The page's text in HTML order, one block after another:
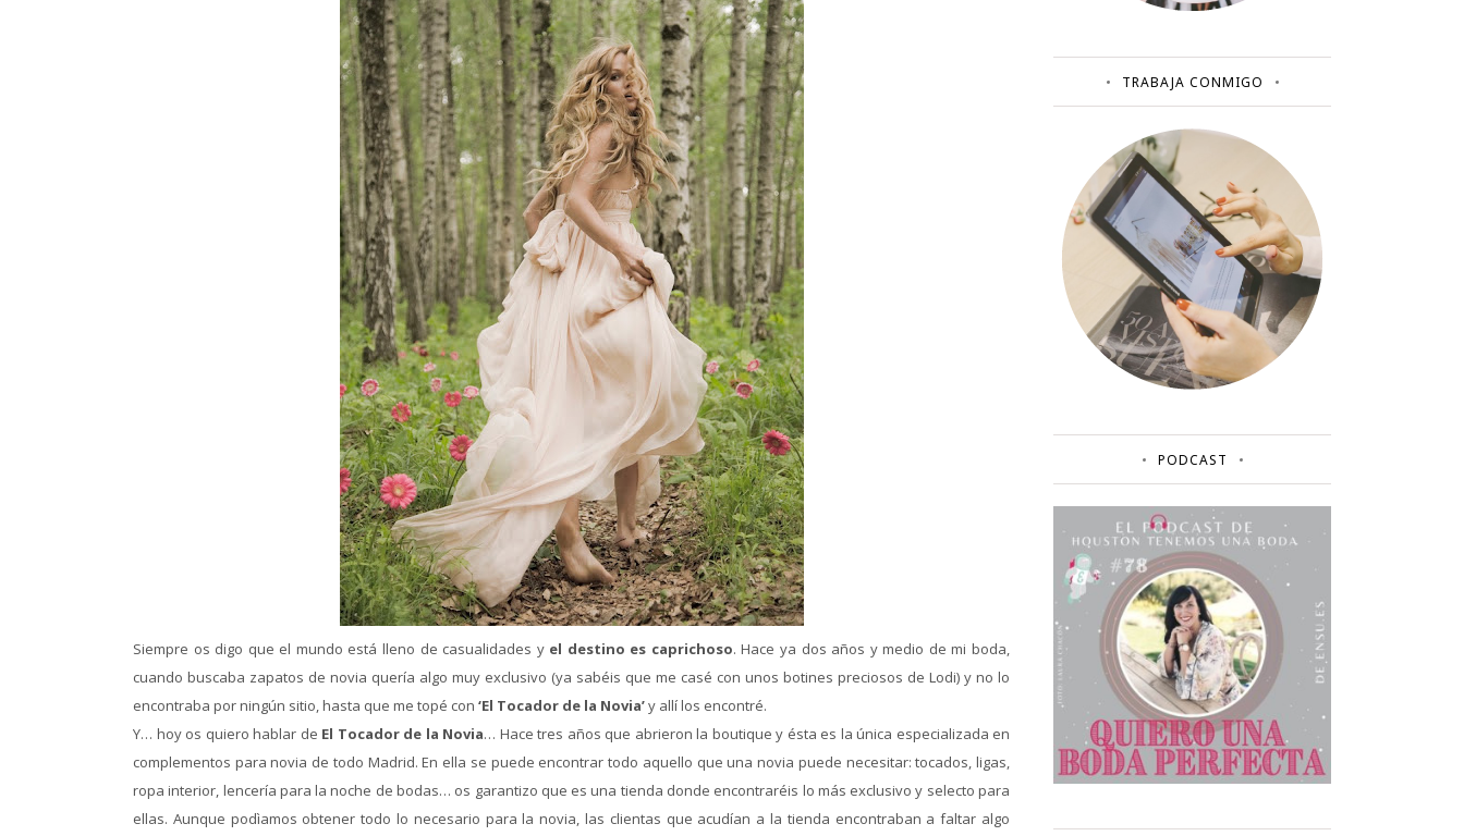
Siempre os digo que el mundo está lleno de casualidades y el destino es caprichoso. Hace ya dos años y medio de mi boda,
cuando buscaba zapatos de novia quería algo muy exclusivo (ya sabéis que me casé con unos botines preciosos de Lodi) y no lo
encontraba por ningún sitio, hasta que me topé con ‘El Tocador de la Novia’y allí los encontré.
Y… hoy os quiero hablar de El Tocador de la Novia… Hace tres años que abrieron la boutique y ésta es la única especializada en
complementos para novia de todo Madrid. En ella se puede encontrar todo aquello que una novia puede necesitar: tocados, ligas,
ropa interior, lencería para la noche de bodas… os garantizo que es una tienda donde encontraréis lo más exclusivo y selecto para
ellas. Aunque podìamos obtener todo lo necesario para la novia, las clientas que acudían a la tienda encontraban a faltar algo
TRABAJA CONMIGO
PODCAST